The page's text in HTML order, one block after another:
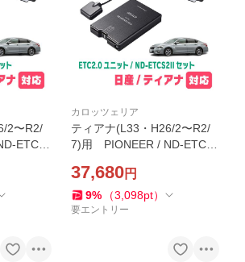
2〜R2/
ETC9II
ツェリ
カロッツェリア
ティアナ(L33・H26/2〜R2/
7)用 PIONEER / ND-ETCS
本体+取付キット (カロッツ
ェリア正規品販売店)
37,680円
9% （3,098pt）
要エントリー